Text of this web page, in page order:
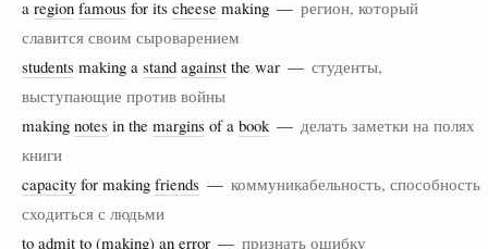
a region famous for its cheese making — регион, который
славится своим сыроварением
students making a stand against the war — студенты,
выступающие против войны
making notes in the margins of a book — делать заметки на полях
книги
capacity for making friends — коммуникабельность, способность
сходиться с людьми
to admit to (making) an error — признать ошибку